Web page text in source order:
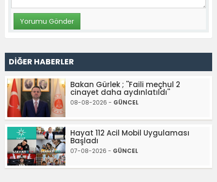
DİĞER HABERLER
Bakan Gürlek ; ''Faili meçhul 2
cinayet daha aydınlatıldı''
08-08-2026 - GÜNCEL
Hayat 112 Acil Mobil Uygulaması
Başladı
07-08-2026 - GÜNCEL